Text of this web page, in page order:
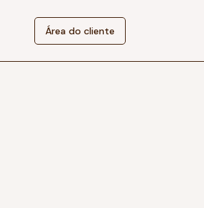
Área do cliente